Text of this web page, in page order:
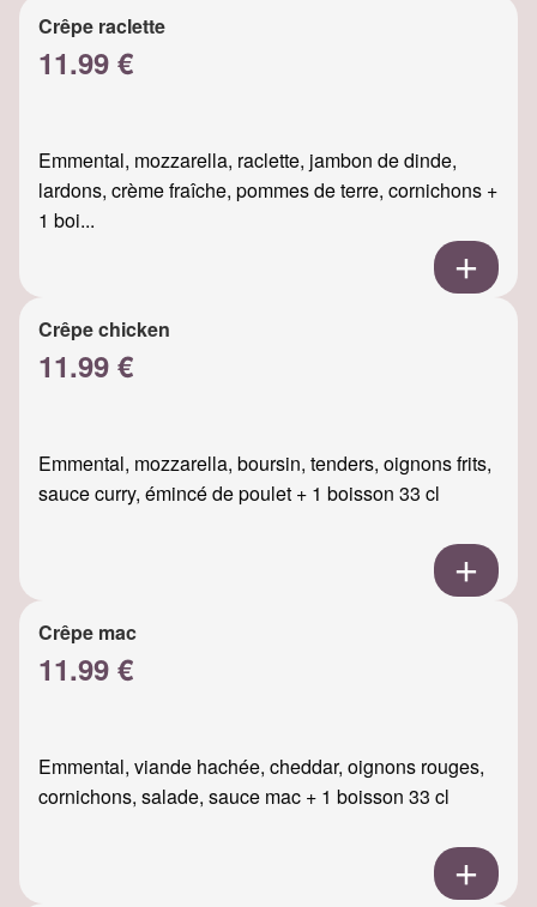
Crêpe raclette
11.99 €
Emmental, mozzarella, raclette, jambon de dinde,
lardons, crème fraîche, pommes de terre, cornichons +
1 boi...
Crêpe chicken
11.99 €
Emmental, mozzarella, boursin, tenders, oignons frits,
sauce curry, émincé de poulet + 1 boisson 33 cl
Crêpe mac
11.99 €
Emmental, viande hachée, cheddar, oignons rouges,
cornichons, salade, sauce mac + 1 boisson 33 cl